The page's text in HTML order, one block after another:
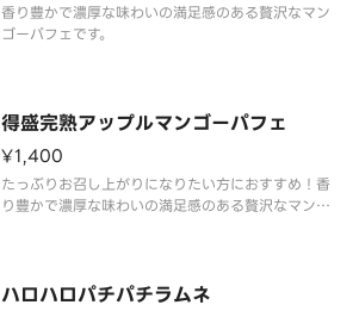
香り豊かで濃厚な味わいの満足感のある贅沢なマン
ゴーパフェです。
得盛完熟アップルマンゴーパフェ
¥1,400
たっぶりお召し上がりになりたい方におすすめ！香
り豊かで濃厚な味わいの満足感のある贅沢なマンゴ
ハロハロパチパチラムネ